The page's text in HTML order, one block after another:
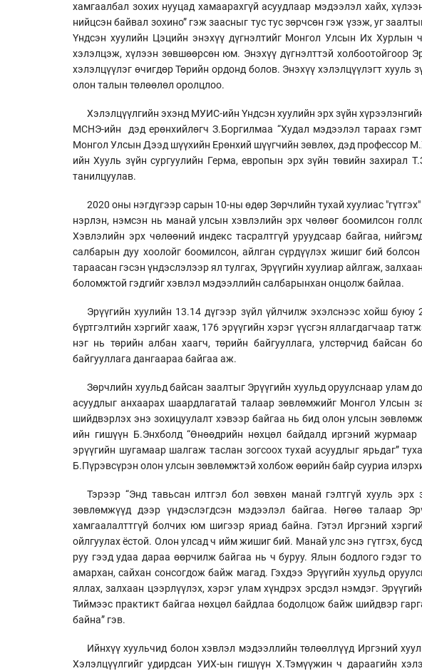
хамгаалбал зохих нууцад хамаарахгүй асуудлаар мэдээлэл хайх,
нийцсэн байвал зохино” гэж заасныг тус тус зөрчсөн гэж үзэж, уг
Үндсэн хуулийн Цэцийн энэхүү дүгнэлтийг Монгол Улсын Их
хэлэлцэж, хүлээн зөвшөөрсөн юм. Энэхүү дүгнэлттэй холбоотойгоор
хэлэлцүүлэг өчигдөр Төрийн ордонд болов. Энэхүү хэлэлцүүлэгт
олон талын төлөөлөл оролцлоо.
Хэлэлцүүлгийн эхэнд МУИС-ийн Үндсэн хуулийн эрх зүйн
МСНЭ-ийн дэд ерөнхийлөгч З.Боргилмаа “Худал мэдээлэл тараах
Монгол Улсын Дээд шүүхийн Ерөнхий шүүгчийн зөвлөх, дэд профессор
ийн Хууль зүйн сургуулийн Герма, европын эрх зүйн төвийн захирал
танилцуулав.
2020 оны нэгдүгээр сарын 10-ны өдөр Зөрчлийн тухай хуулиас
нэрлэн, нэмсэн нь манай улсын хэвлэлийн эрх чөлөөг боомилсон
Хэвлэлийн эрх чөлөөний индекс тасралтгүй уруудсаар байгаа,
салбарын дуу хоолойг боомилсон, айлган сүрдүүлэх жишиг бий
тараасан гэсэн үндэслэлээр ял тулгах, Эрүүгийн хуулиар айлгаж,
боломжтой гэдгийг хэвлэл мэдээллийн салбарынхан онцолж байлаа.
Эрүүгийн хуулийн 13.14 дүгээр зүйл үйлчилж эхэлснээс хойш
бүртгэлтийн хэргийг хааж, 176 эрүүгийн хэрэг үүсгэн яллагдагчаар
нэг нь төрийн албан хаагч, төрийн байгууллага, улстөрчид байсан
байгууллага дангаараа байгаа аж.
Зөрчлийн хуульд байсан заалтыг Эрүүгийн хуульд оруулснаар улам
асуудлыг анхаарах шаардлагатай талаар зөвлөмжийг Монгол Улсын
шийдвэрлэх энэ зохицуулалт хэвээр байгаа нь бид олон улсын
ийн гишүүн Б.Энхболд “Өнөөдрийн нөхцөл байдалд иргэний
эрүүгийн шугамаар шалгаж таслан зогсоох тухай асуудлыг ярьдаг”
Б.Пүрэвсүрэн олон улсын зөвлөмжтэй холбож өөрийн байр сууриа
Тэрээр “Энд тавьсан илтгэл бол зөвхөн манай гэлтгүй хууль
зөвлөмжүүд дээр үндэслэгдсэн мэдээлэл байгаа. Нөгөө талаар
хамгаалалттгүй болчих юм шигээр яриад байна. Гэтэл Иргэний
ойлгуулах ёстой. Олон улсад ч ийм жишиг бий. Манай улс энэ гүтгэх,
руу гээд удаа дараа өөрчилж байгаа нь ч буруу. Ялын бодлого гэдэг
амархан, сайхан сонсогдож байж магад. Гэхдээ Эрүүгийн хуульд
яллах, залхаан цээрлүүлэх, хэрэг улам хүндрэх эрсдэл нэмдэг.
Тиймээс практикт байгаа нөхцөл байдлаа бодолцож байж шийдвэр
байна” гэв.
Ийнхүү хуульчид болон хэвлэл мэдээллийн төлөөллүүд Иргэний
Хэлэлцүүлгийг удирдсан УИХ-ын гишүүн Х.Тэмүүжин ч дараагийн